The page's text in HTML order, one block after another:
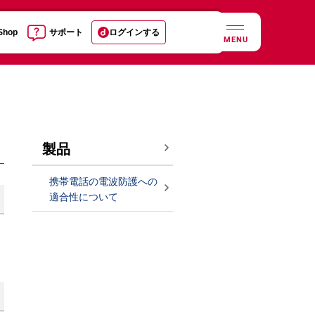
サポート ログインする
MENU
製品
携帯電話の電波防護への
適合性について